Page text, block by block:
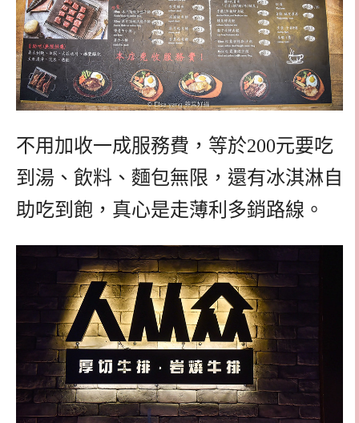
不用加收一成服務費，等於200元要吃
到湯、飲料、麵包無限，還有冰淇淋自
助吃到飽，真心是走薄利多銷路線。